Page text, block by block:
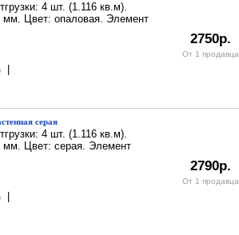
4 шт. (1.116 кв.м).
Цвет: опаловая. Элемент
2750р.
От 1 продавца
серая
4 шт. (1.116 кв.м).
Цвет: серая. Элемент
2790р.
От 1 продавца